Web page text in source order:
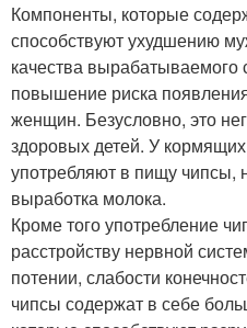
Компоненты, которые
способствуют ухудшению
качества
повышение риска
женщин. Безусловно, это
здоровых детей. У
употребляют в пищу чипсы,
выработка молока.
Кроме того употребление
расстройству нервной
потении, слабости
чипсы содержат в себе